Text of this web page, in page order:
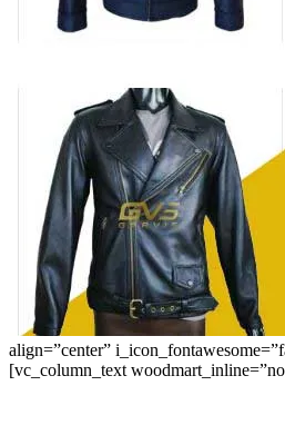
align=”center”
[vc_column_text